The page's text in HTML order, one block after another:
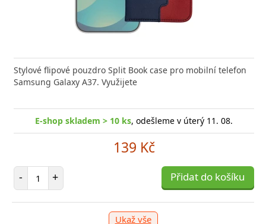
Stylové flipové pouzdro Split Book case pro mobilní telefon
Samsung Galaxy A37. Využijete
E-shop skladem > 10 ks, odešleme v úterý 11. 08.
139 Kč
- Počet položek
+ Přidat do košíku
Ukaž vše